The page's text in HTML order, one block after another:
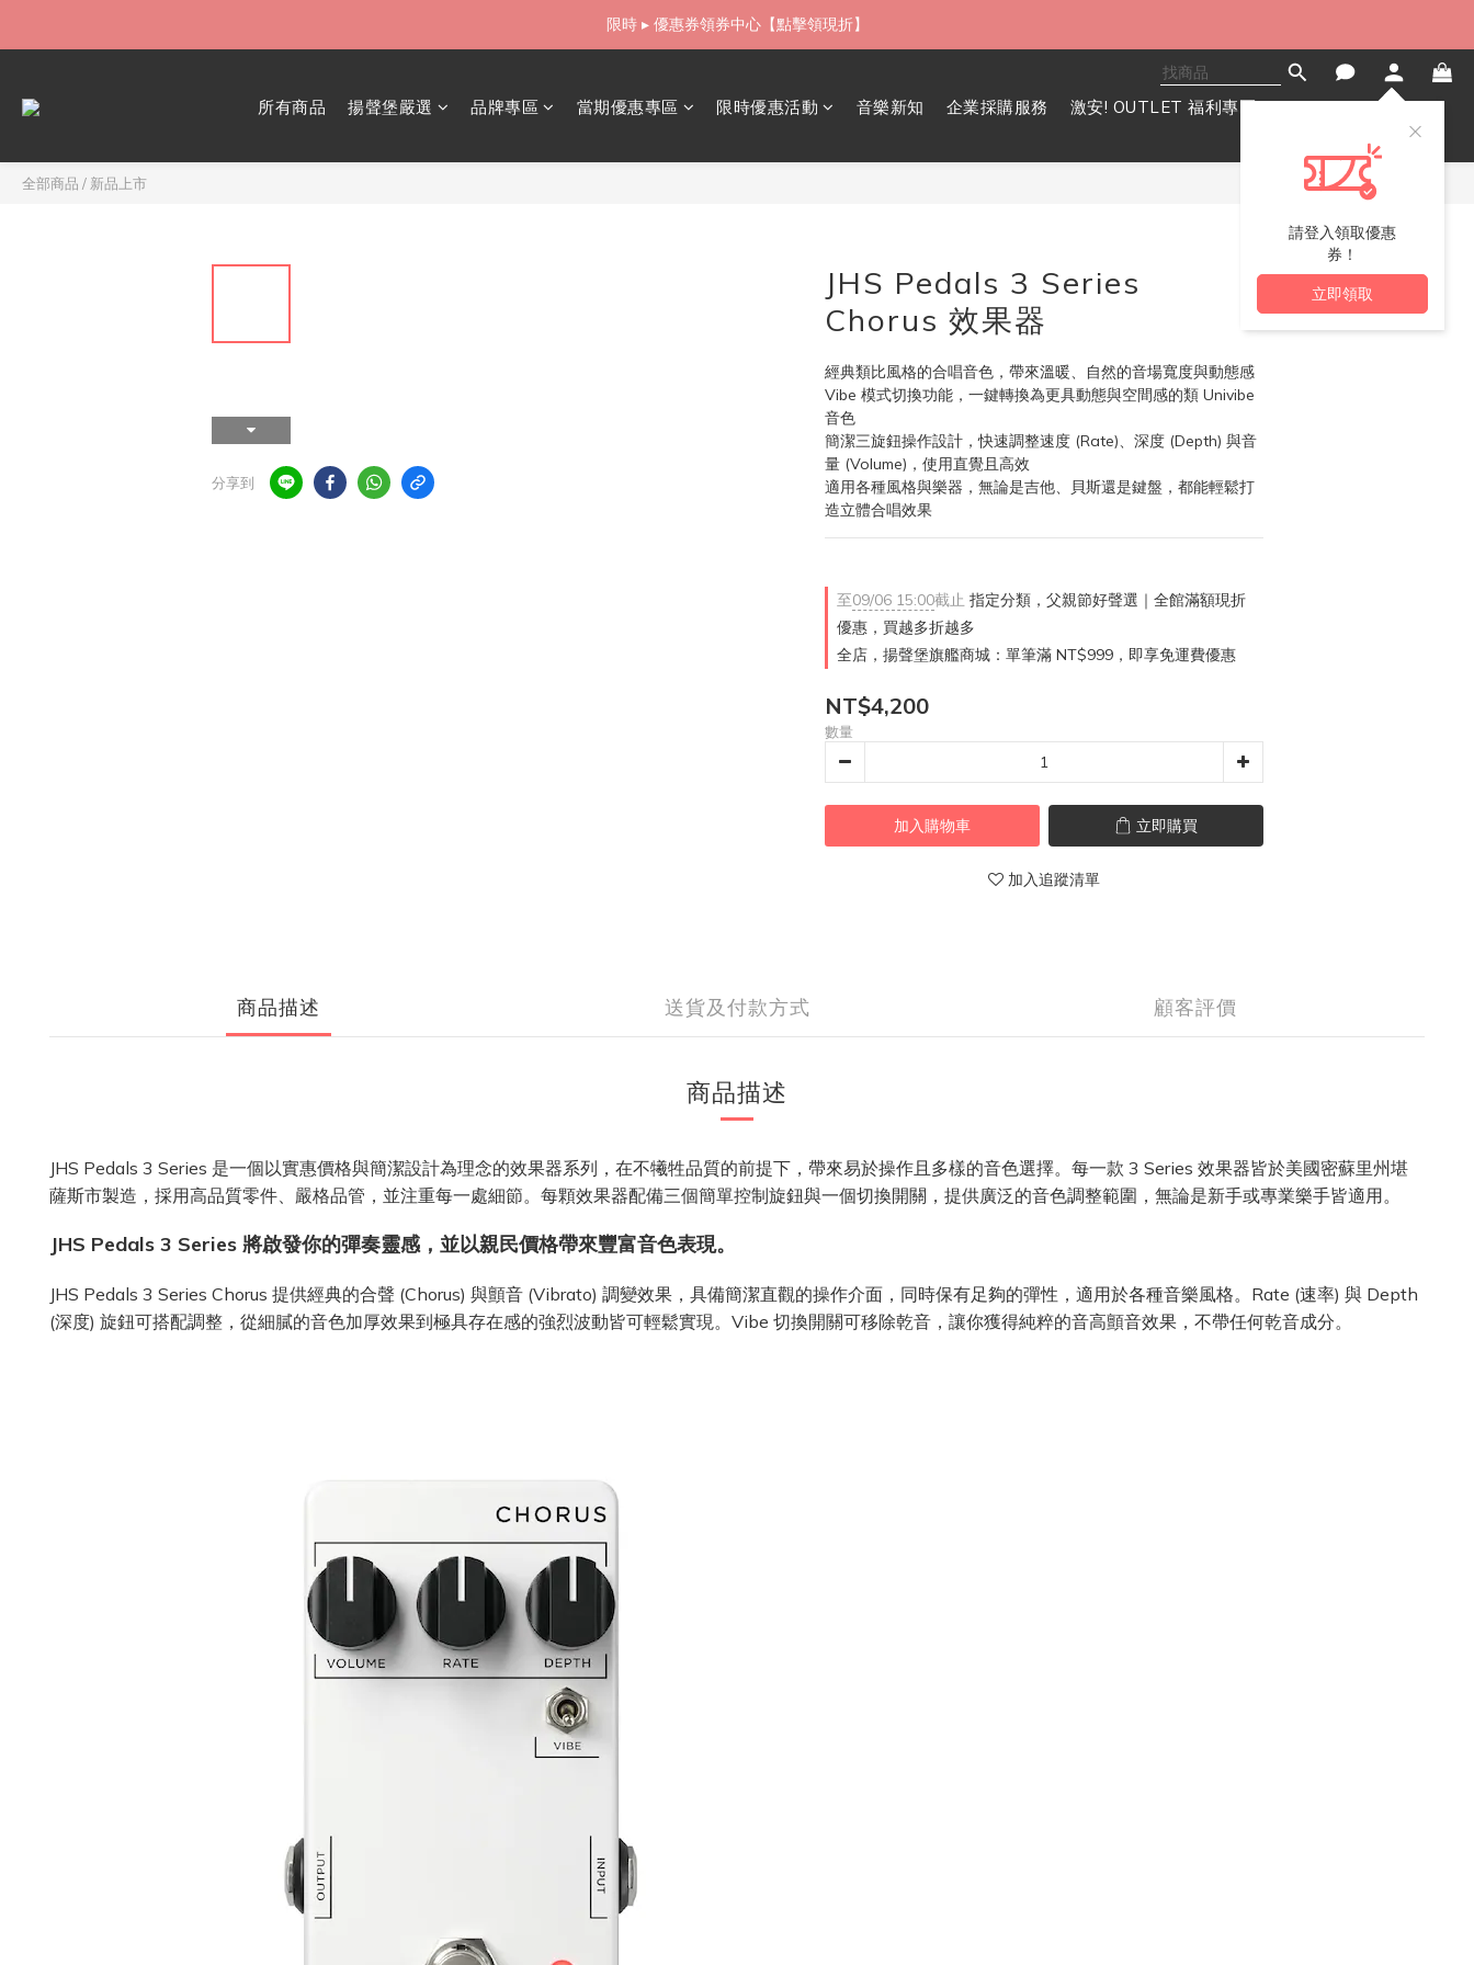
如需當日配送貨海外寄送，歡迎直接與我們聯繫
如需當日配送貨海外寄送，歡迎直接與我們聯繫
請登入領取優惠
券！
立即領取
所有商品 揚聲堡嚴選 品牌專區 當期優惠專區 限時優惠活動 音樂新知 企業採購服務 激安! OUTLET 福利專區
全部商品 / 新品上市
分享到
JHS Pedals 3 Series
Chorus 效果器
經典類比風格的合唱音色，帶來溫暖、自然的音場寬度與動態感
Vibe 模式切換功能，一鍵轉換為更具動態與空間感的類 Univibe
音色
簡潔三旋鈕操作設計，快速調整速度 (Rate)、深度 (Depth) 與音
量 (Volume)，使用直覺且高效
適用各種風格與樂器，無論是吉他、貝斯還是鍵盤，都能輕鬆打
造立體合唱效果
至09/06 15:00截止 指定分類，父親節好聲選｜全館滿額現折
優惠，買越多折越多
全店，揚聲堡旗艦商城：單筆滿 NT$999，即享免運費優惠
NT$4,200
數量
加入購物車 立即購買
加入追蹤清單
商品描述 送貨及付款方式 顧客評價
商品描述
JHS Pedals 3 Series 是一個以實惠價格與簡潔設計為理念的效果器系列，在不犧牲品質的前提下，帶來易於操作且多樣的音色選擇。每一款 3 Series 效果器皆於美國密蘇里州堪
薩斯市製造，採用高品質零件、嚴格品管，並注重每一處細節。每顆效果器配備三個簡單控制旋鈕與一個切換開關，提供廣泛的音色調整範圍，無論是新手或專業樂手皆適用。
JHS Pedals 3 Series 將啟發你的彈奏靈感，並以親民價格帶來豐富音色表現。
JHS Pedals 3 Series Chorus 提供經典的合聲 (Chorus) 與顫音 (Vibrato) 調變效果，具備簡潔直觀的操作介面，同時保有足夠的彈性，適用於各種音樂風格。Rate (速率) 與 Depth
(深度) 旋鈕可搭配調整，從細膩的音色加厚效果到極具存在感的強烈波動皆可輕鬆實現。Vibe 切換開關可移除乾音，讓你獲得純粹的音高顫音效果，不帶任何乾音成分。